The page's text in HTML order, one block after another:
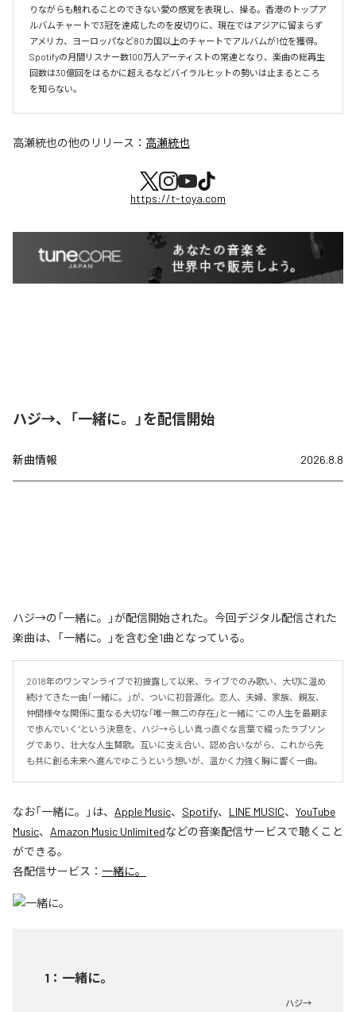
りながらも触れることのできない愛の感覚を表現し、操る。香港のトップア
ルバムチャートで3冠を達成したのを皮切りに、現在ではアジアに留まらず
アメリカ、ヨーロッパなど80カ国以上のチャートでアルバムが1位を獲得。
Spotifyの月間リスナー数100万人アーティストの常連となり、楽曲の総再生
回数は30億回をはるかに超えるなどバイラルヒットの勢いは止まるところ
を知らない。
高瀬統也の他のリリース： 高瀬統也
https://t-toya.com
ハジ→、「一緒に。」を配信開始
新曲情報 2026.8.8
ハジ→の「一緒に。」が配信開始された。今回デジタル配信された
楽曲は、「一緒に。」を含む全1曲となっている。
2018年のワンマンライブで初披露して以来、ライブでのみ歌い、大切に温め
続けてきた一曲「一緒に。」が、ついに初音源化。恋人、夫婦、家族、親友、
仲間――様々な関係に重なる大切な「唯一無二の存在」と一緒に “この人生を最期ま
で歩んでいく”という決意を、ハジ→らしい真っ直ぐな言葉で綴ったラブソン
グであり、壮大な人生賛歌。互いに支え合い、認め合いながら、これから先
も共に創る未来へ進んでゆこうという想いが、温かく力強く胸に響く一曲。
なお「一緒に。 」は、 Apple Music、 Spotify、 LINE MUSIC、 YouTube
Music、 Amazon Music Unlimitedなどの音楽配信サービスで聴くこと
ができる。
各配信サービス： 一緒に。
1 ： 一緒に。
ハジ→